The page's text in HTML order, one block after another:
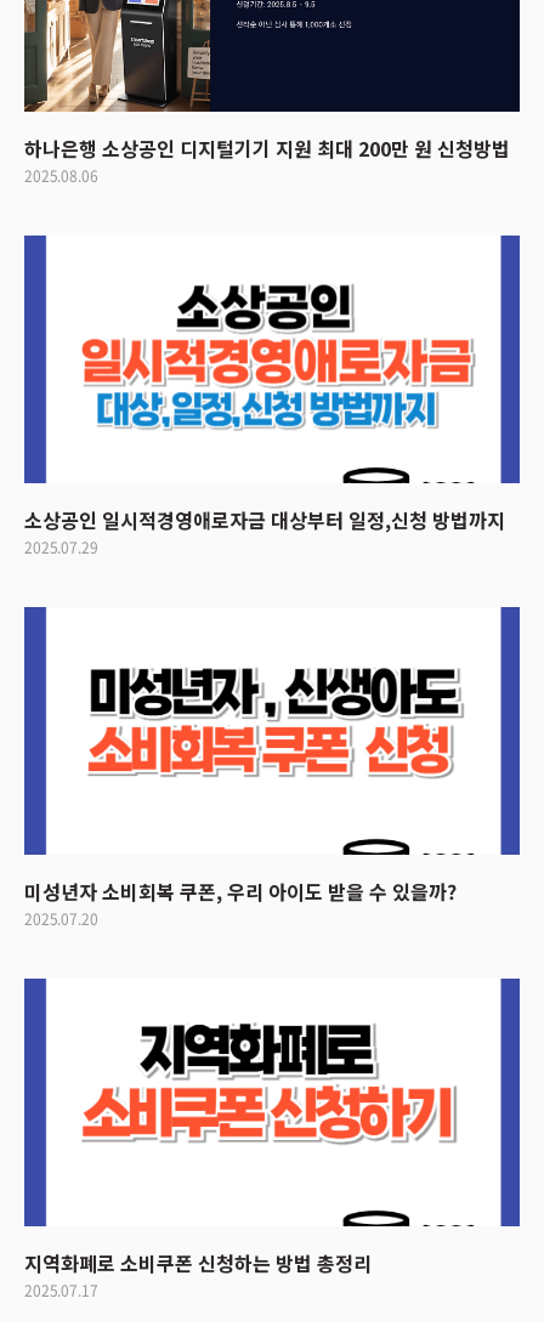
하나은행 소상공인 디지털기기 지원 최대 200만 원 신청방법
2025.08.06
소상공인 일시적경영애로자금 대상부터 일정,신청 방법까지
2025.07.29
미성년자 소비회복 쿠폰, 우리 아이도 받을 수 있을까?
2025.07.20
지역화폐로 소비쿠폰 신청하는 방법 총정리
2025.07.17